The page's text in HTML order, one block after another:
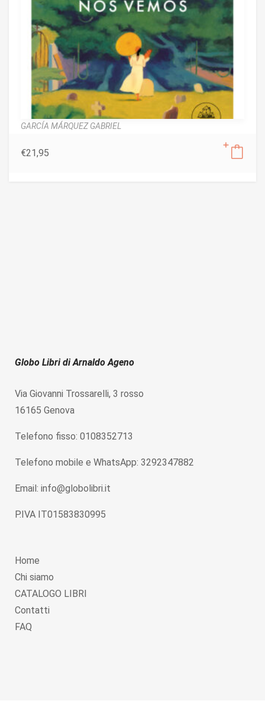
GARCÍA MÁRQUEZ GABRIEL
€21,95
Globo Libri di Arnaldo Ageno
Via Giovanni Trossarelli, 3 rosso
16165 Genova
Telefono fisso: 0108352713
Telefono mobile e WhatsApp: 3292347882
Email: info@globolibri.it
P.IVA IT01583830995
Home
Chi siamo
CATALOGO LIBRI
Contatti
FAQ